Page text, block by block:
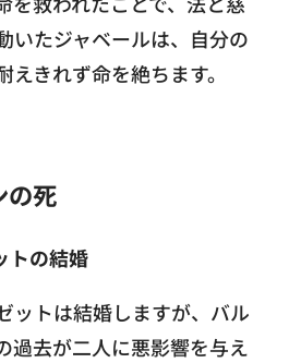
いたジャベールは、自分の
えきれず命を絶ちます。
の死
トの結婚
ットは結婚しますが、バル
過去が二人に悪影響を与え